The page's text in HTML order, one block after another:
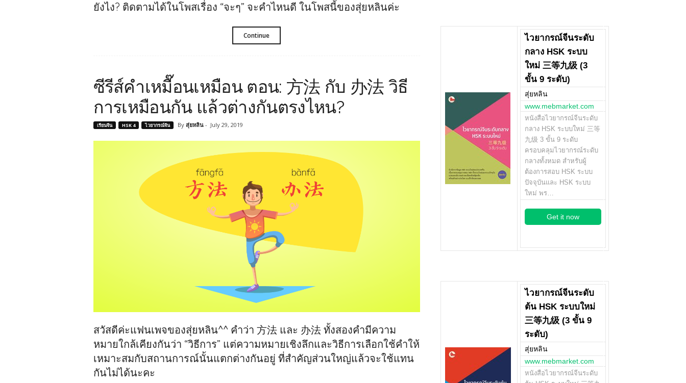
ยังไง? ติดตามได้ในโพสเรื่อง “จะๆ” จะคำไหนดี ในโพสนี้ของสุ่ยหลินค่ะ
Continue
ซีรีส์คำเหมื๊อนเหมือน ตอน: 方法 กับ 办法 วิธี
การเหมือนกัน แล้วต่างกันตรงไหน?
เรียนจีน HSK 4 ไวยากรณ์จีน By สุ่ยหลิน- July 29, 2019
สวัสดีค่ะแฟนเพจของสุ่ยหลิน^^ คำว่า 方法 และ 办法 ทั้งสองคำมีความ
หมายใกล้เคียงกันว่า “วิธีการ” แต่ความหมายเชิงลึกและวิธีการเลือกใช้คำให้
เหมาะสมกับสถานการณ์นั้นแตกต่างกันอยู่ ที่สำคัญส่วนใหญ่แล้วจะใช้แทน
กันไม่ได้นะคะ
ไวยากรณ์จีนระดับ
กลาง HSK ระบบ
ใหม่ 三等九级 (3
ขั้น 9 ระดับ)
สุ่ยหลิน
www.mebmarket.com
หนังสือไวยากรณ์จีนระดับ
กลาง HSK ระบบใหม่ 三等
九级 3 ขั้น 9 ระดับ
ครอบคลุมไวยากรณ์ระดับ
กลางทั้งหมด สำหรับผู้
ต้องการสอบ HSK ระบบ
ปัจจุบันและ HSK ระบบ
ใหม่ พร…
Get it now
ไวยากรณ์จีนระดับ
ต้น HSK ระบบใหม่
三等九级 (3 ขั้น 9
ระดับ)
สุ่ยหลิน
www.mebmarket.com
หนังสือไวยากรณ์จีนระดับ